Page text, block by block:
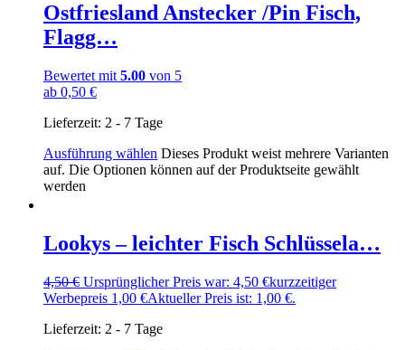
Ostfriesland Anstecker /Pin Fisch,
Flagg…
Bewertet mit 5.00 von 5
ab 0,50 €
Lieferzeit: 2 - 7 Tage
Ausführung wählen Dieses Produkt weist mehrere Varianten
auf. Die Optionen können auf der Produktseite gewählt
werden
Lookys – leichter Fisch Schlüssela…
4,50€ Ursprünglicher Preis war: 4,50 €kurzzeitiger
Werbepreis 1,00 €Aktueller Preis ist: 1,00 €.
Lieferzeit: 2 - 7 Tage